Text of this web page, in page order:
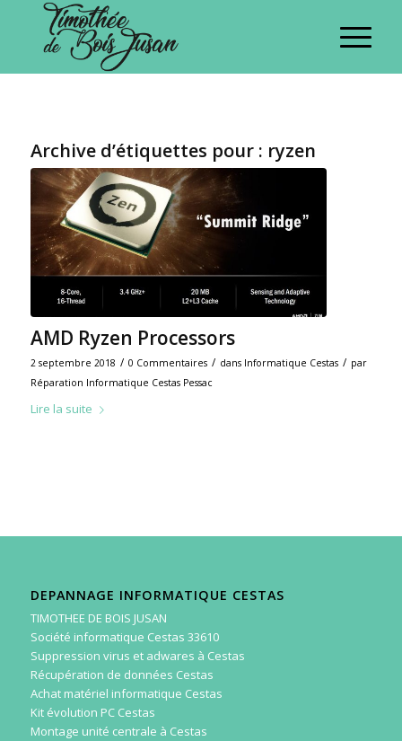
Archive d’étiquettes pour : ryzen
AMD Ryzen Processors
2 septembre 2018 / 0 Commentaires / dans Informatique Cestas / par
Réparation Informatique Cestas Pessac
Lire la suite
DEPANNAGE INFORMATIQUE CESTAS
TIMOTHEE DE BOIS JUSAN
Société informatique Cestas 33610
Suppression virus et adwares à Cestas
Récupération de données Cestas
Achat matériel informatique Cestas
Kit évolution PC Cestas
Montage unité centrale à Cestas